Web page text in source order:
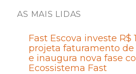
AS MAIS LIDAS
Fast Escova investe R$
projeta faturamento de
e inaugura nova fase
Ecossistema Fast